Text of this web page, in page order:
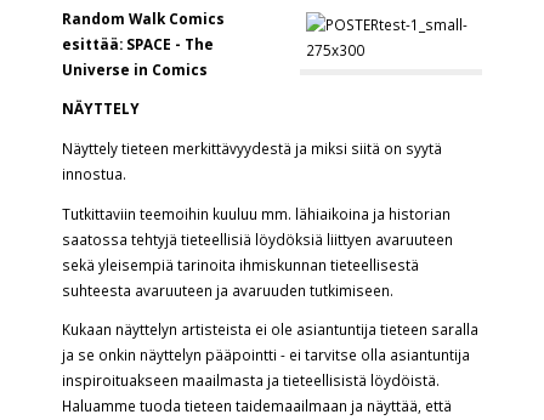
Random Walk Comics
esittää: SPACE - The
Universe in Comics
NÄYTTELY
Näyttely tieteen merkittävyydestä ja miksi siitä on syytä
innostua.
Tutkittaviin teemoihin kuuluu mm. lähiaikoina ja historian
saatossa tehtyjä tieteellisiä löydöksiä liittyen avaruuteen
sekä yleisempiä tarinoita ihmiskunnan tieteellisestä
suhteesta avaruuteen ja avaruuden tutkimiseen.
Kukaan näyttelyn artisteista ei ole asiantuntija tieteen saralla
ja se onkin näyttelyn pääpointti - ei tarvitse olla asiantuntija
inspiroituakseen maailmasta ja tieteellisistä löydöistä.
Haluamme tuoda tieteen taidemaailmaan ja näyttää, että